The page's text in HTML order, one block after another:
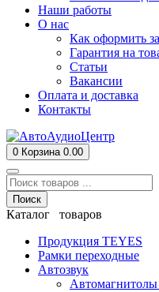
Наши работы
О нас
Как оформить
Гарантия на
Статьи
Вакансии
Оплата и доставка
Контакты
0 Корзина 0.00
Поиск
Каталог товаров
Продукция TEYES
Рамки переходные
Автозвук